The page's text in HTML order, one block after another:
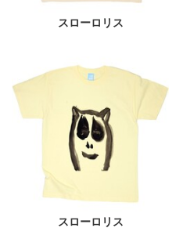
スローロリス
スローロリス